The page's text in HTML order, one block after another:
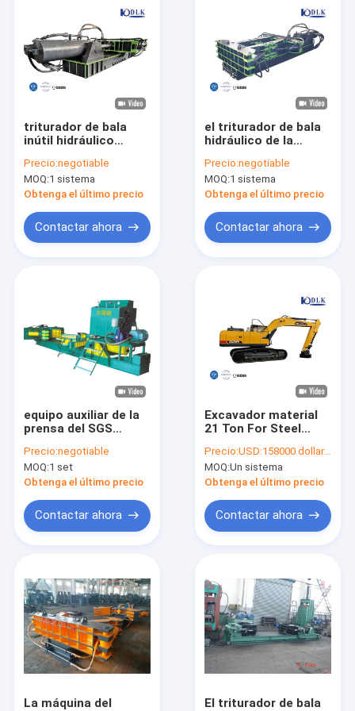
Productos
Sobre nosotros
Viaje de la fábrica
Pida una cita
máquina de la prensa del pedazo
Máquina de embalaje horizontal
Esquileo del pórtico
Máquina de papel de la prensa
triturador de bala
inútil hidráulico
metal del equipo
auxiliar del control
del PLC 500ton
Precio:negotiable
MOQ:1 sistema
Obtenga el último precio
Contactar ahora
el triturador de bala
hidráulico de la
de 90 kilovatios
modificado para
requisitos
desmonta la máquina
Precio:negotiable
MOQ:1 sistema
Obtenga el último precio
Contactar ahora
equipo auxiliar de la
prensa del SGS
hidráulico del
paquete
Precio:negotiable
MOQ:1 set
Obtenga el último precio
Contactar ahora
Excavador material
21 Ton For Steel
del controlador
Precio:USD:158000 dollars per set
MOQ:Un sistema
Obtenga el último precio
Contactar ahora
La máquina del
El triturador de bala